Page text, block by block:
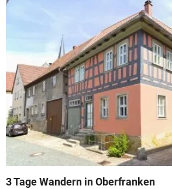
3 Tage Wandern in Oberfranken